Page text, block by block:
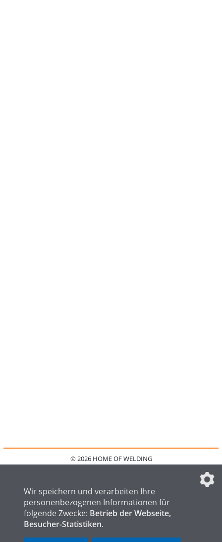
© 2026 HOME OF WELDING
IMPRESSUM
FAQ
DATENSCHUTZEINSTELLUNGEN
Wir speichern und verarbeiten Ihre
personenbezogenen Informationen für
folgende Zwecke: Betrieb der Webseite,
Besucher-Statistiken.